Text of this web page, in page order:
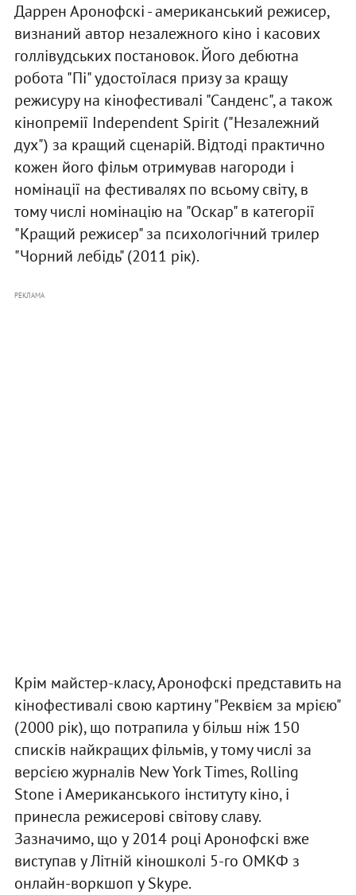
Даррен Аронофскі - американський режисер,
визнаний автор незалежного кіно і касових
голлівудських постановок. Його дебютна
робота "Пі" удостоїлася призу за кращу
режисуру на кінофестивалі "Санденс", а також
кінопремії Independent Spirit ("Незалежний
дух") за кращий сценарій. Відтоді практично
кожен його фільм отримував нагороди і
номінації на фестивалях по всьому світу, в
тому числі номінацію на "Оскар" в категорії
"Кращий режисер" за психологічний трилер
"Чорний лебідь" (2011 рік).
РЕКЛАМА
Крім майстер-класу, Аронофскі представить на
кінофестивалі свою картину "Реквієм за мрією"
(2000 рік), що потрапила у більш ніж 150
списків найкращих фільмів, у тому числі за
версією журналів New York Times, Rolling
Stone і Американського інституту кіно, і
принесла режисерові світову славу.
Зазначимо, що у 2014 році Аронофскі вже
виступав у Літній кіношколі 5-го ОМКФ з
онлайн-воркшоп у Skype.